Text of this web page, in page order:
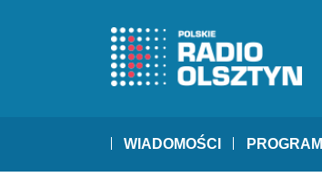
WIADOMOŚCI PROGRAM